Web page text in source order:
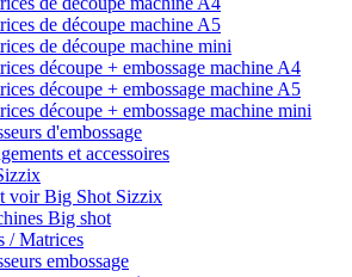
de découpe machine A5
de découpe machine mini
découpe + embossage machine A4
découpe + embossage machine A5
découpe + embossage machine mini
d'embossage
et accessoires
voir Big Shot Sizzix
Big shot
/ Matrices
embossage